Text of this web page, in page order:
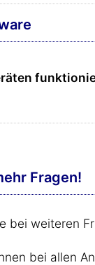
Fragen!
bei weiteren
bei allen